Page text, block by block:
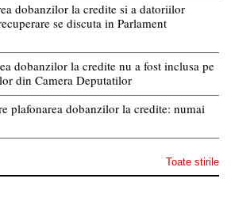
dobanzilor la credite si a datoriilor
se discuta in Parlament
dobanzilor la credite nu a fost inclusa pe
din Camera Deputatilor
plafonarea dobanzilor la credite: numai
Toate stirile